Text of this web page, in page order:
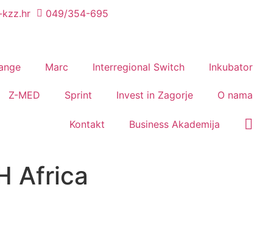
049/354-695
Marc Interregional Switch Inkubator
Z-MED Sprint Invest in Zagorje O nama
Kontakt Business Akademija
Africa